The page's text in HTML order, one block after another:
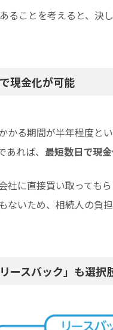
ることを考えると、決
現金化が可能
かる期間が半年程度と
れば、 最短数日で現金
社に直接買い取っても
ないため、相続人の負
ースバック」も選択